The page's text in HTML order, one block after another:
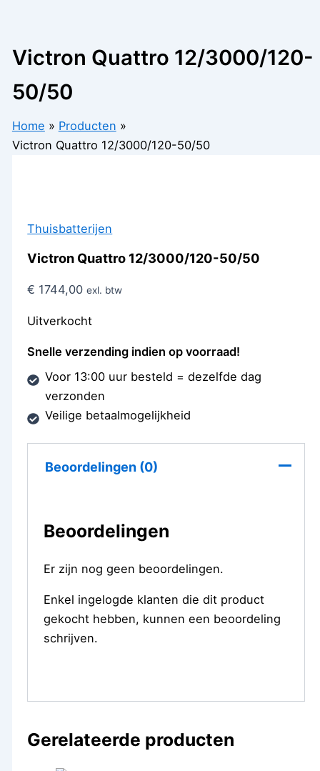
Victron Quattro 12/3000/120-
50/50
Home
Producten
Victron Quattro 12/3000/120-50/50
Thuisbatterijen
Victron Quattro 12/3000/120-50/50
€ 1744,00 exl. btw
Uitverkocht
Snelle verzending indien op voorraad!
Voor 13:00 uur besteld = dezelfde dag
verzonden
Veilige betaalmogelijkheid
Beoordelingen (0)
Beoordelingen
Er zijn nog geen beoordelingen.
Enkel ingelogde klanten die dit product
gekocht hebben, kunnen een beoordeling
schrijven.
Gerelateerde producten